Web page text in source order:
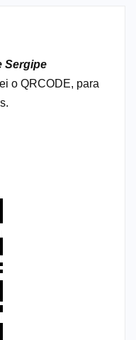
Sergipe
o QRCODE, para